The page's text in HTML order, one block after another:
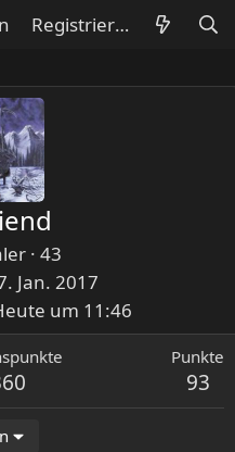
Registrieren
· 43
Jan. 2017
um 11:46
Punkte
93